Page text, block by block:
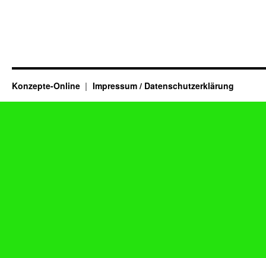
Konzepte-Online Impressum / Datenschutzerklärung